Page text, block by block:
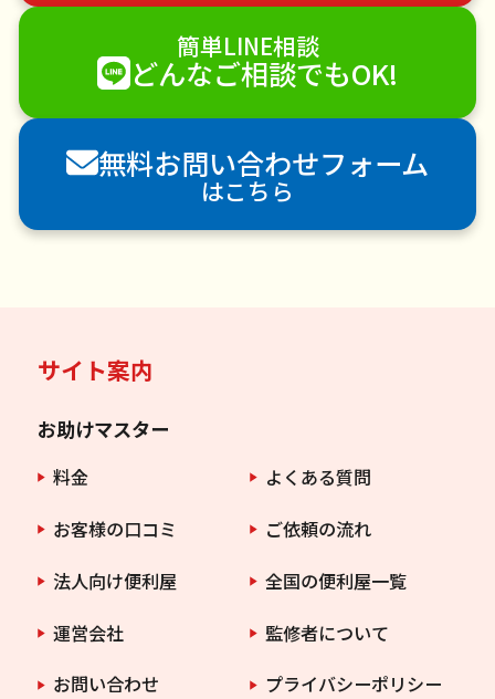
ハウスクリーニング
雪かき・雪下ろし
電球交換
襖（ふすま）の張替え
空き家管理
害獣駆除
防草シート施工
ナメクジ駆除
害虫駆除
簡単LINE相談
どんなご相談でもOK!
無料お問い合わせフォーム
はこちら
サイト案内
お助けマスター
料金
よくある質問
お客様の口コミ
ご依頼の流れ
法人向け便利屋
全国の便利屋一覧
運営会社
監修者について
お問い合わせ
プライバシーポリシー